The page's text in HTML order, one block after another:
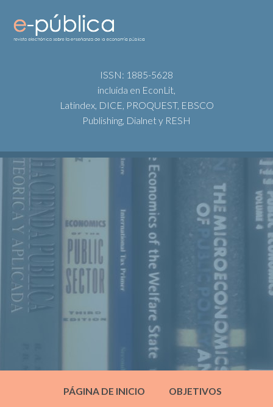
ISSN: 1885-5628
incluida en EconLit,
Latindex, DICE, PROQUEST, EBSCO
Publishing, Dialnet y RESH
PÁGINA DE INICIO OBJETIVOS